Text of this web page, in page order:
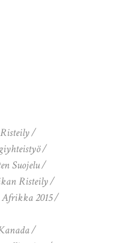
Suojelu
Risteily
2015